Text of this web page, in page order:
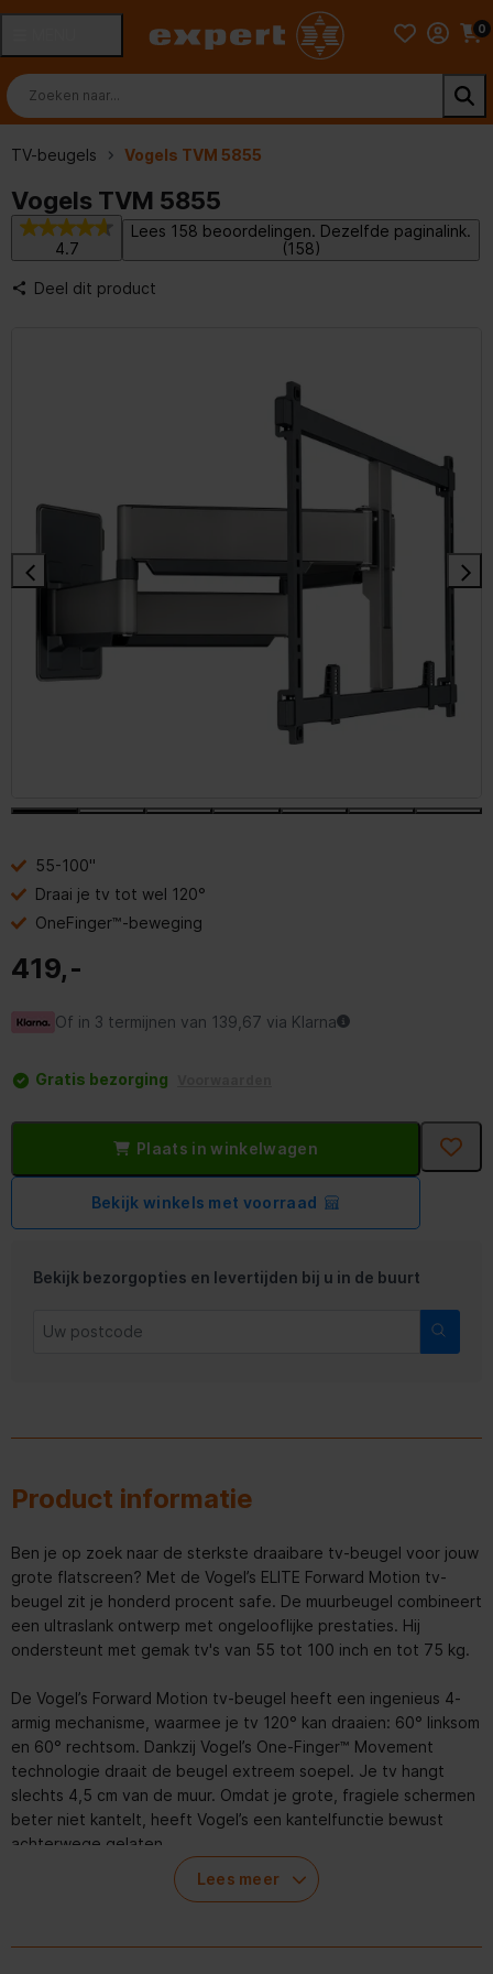
0
TV-beugels Vogels TVM 5855
Vogels TVM 5855
4.7
Lees 158 beoordelingen. Dezelfde paginalink.
(158)
Deel dit product
55-100"
Draai je tv tot wel 120°
OneFinger™-beweging
419,-
Of in 3 termijnen van 139,67 via Klarna
Gratis bezorging
Plaats in winkelwagen
Bekijk winkels met voorraad
Bekijk bezorgopties en levertijden bij u in de buurt
Product informatie
Ben je op zoek naar de sterkste draaibare tv-beugel voor jouw
grote flatscreen? Met de Vogel’s ELITE Forward Motion tv-
beugel zit je honderd procent safe. De muurbeugel combineert
een ultraslank ontwerp met ongelooflijke prestaties. Hij
ondersteunt met gemak tv's van 55 tot 100 inch en tot 75 kg.
De Vogel’s Forward Motion tv-beugel heeft een ingenieus 4-
armig mechanisme, waarmee je tv 120° kan draaien: 60° linksom
en 60° rechtsom. Dankzij Vogel’s One-Finger™ Movement
technologie draait de beugel extreem soepel. Je tv hangt
slechts 4,5 cm van de muur. Omdat je grote, fragiele schermen
beter niet kantelt, heeft Vogel’s een kantelfunctie bewust
achterwege gelaten.
Je tv perfect horizontaal en verticaal waterpas monteren is
Lees meer